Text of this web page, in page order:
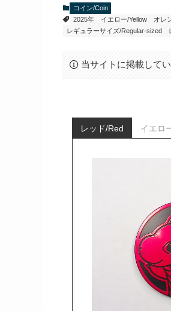
コイン/Coin
2025年
イエロー/Yellow オレ
レギュラーサイズ/Regular-sized
当サイトに掲載して
レッド/Red イエロ